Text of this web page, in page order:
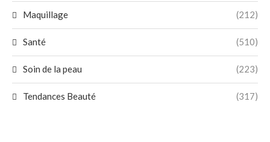
Maquillage (212)
Santé (510)
Soin de la peau (223)
Tendances Beauté (317)